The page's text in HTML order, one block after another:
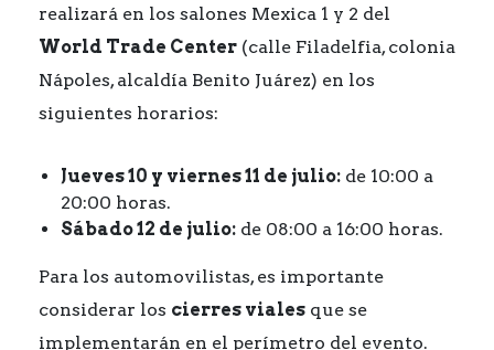
realizará en los salones Mexica 1 y 2 del
World Trade Center (calle Filadelfia, colonia
Nápoles, alcaldía Benito Juárez) en los
siguientes horarios:
Jueves 10 y viernes 11 de julio: de 10:00 a
20:00 horas.
Sábado 12 de julio: de 08:00 a 16:00 horas.
Para los automovilistas, es importante
considerar los cierres viales que se
implementarán en el perímetro del evento.